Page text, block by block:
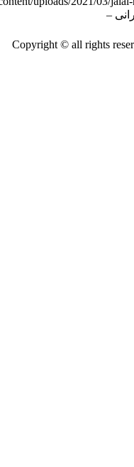
–
Copyright © all rights